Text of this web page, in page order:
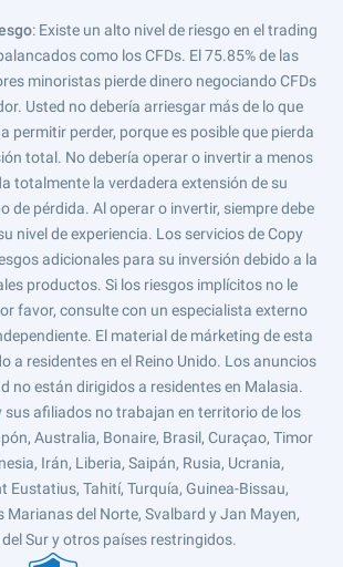
: Existe un alto nivel de riesgo en el trading
como los CFDs. El 75.85% de las
minoristas pierde dinero negociando CFDs
Usted no debería arriesgar más de lo que
permitir perder, porque es posible que pierda
total. No debería operar o invertir a menos
totalmente la verdadera extensión de su
de pérdida. Al operar o invertir, siempre debe
nivel de experiencia. Los servicios de Copy
adicionales para su inversión debido a la
productos. Si los riesgos implícitos no le
favor, consulte con un especialista externo
El material de márketing de esta
a residentes en el Reino Unido. Los anuncios
no están dirigidos a residentes en Malasia.
sus afiliados no trabajan en territorio de los
Australia, Bonaire, Brasil, Curaçao, Timor
Irán, Liberia, Saipán, Rusia, Ucrania,
Eustatius, Tahití, Turquía, Guinea-Bissau,
Marianas del Norte, Svalbard y Jan Mayen,
Sur y otros países restringidos.